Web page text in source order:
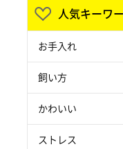
人気キーワ
お手入れ
飼い方
かわいい
ストレス